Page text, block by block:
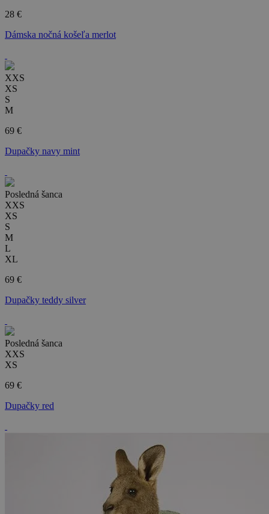
28 €
Dámska nočná košeľa merlot
XXS
XS
S
M
69 €
Dupačky navy mint
Posledná šanca
XXS
XS
S
M
L
XL
69 €
Dupačky teddy silver
Posledná šanca
XXS
XS
69 €
Dupačky red